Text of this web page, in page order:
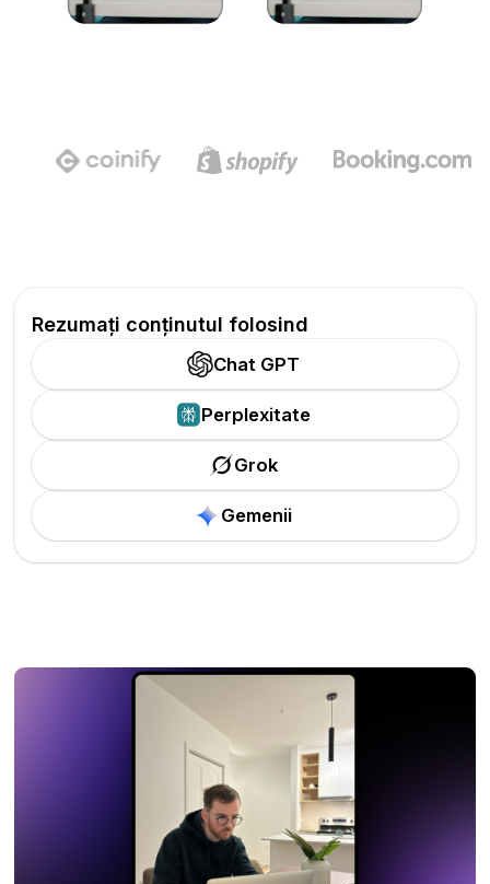
Rezumați conținutul folosind
Chat GPT
Perplexitate
Grok
Gemenii